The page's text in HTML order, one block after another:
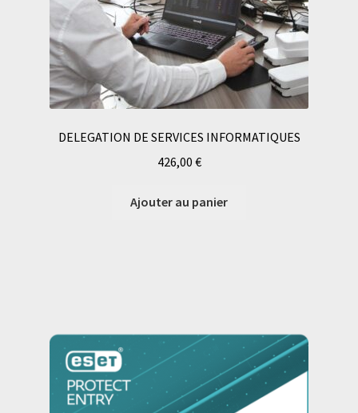
DELEGATION DE SERVICES INFORMATIQUES
426,00 €
Ajouter au panier